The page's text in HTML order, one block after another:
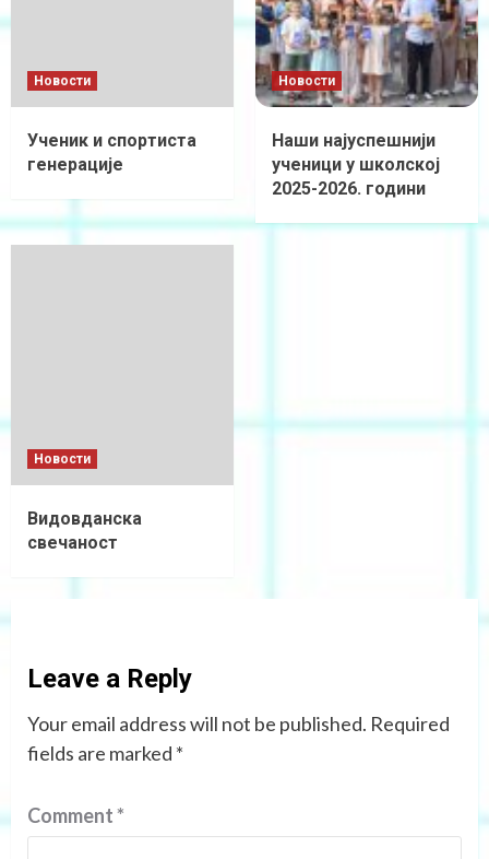
Новости
Ученик и спортиста
генерације
Новости
Наши најуспешнији
ученици у школској
2025-2026. години
Новости
Видовданска
свечаност
Leave a Reply
Your email address will not be published. Required
fields are marked *
Comment*